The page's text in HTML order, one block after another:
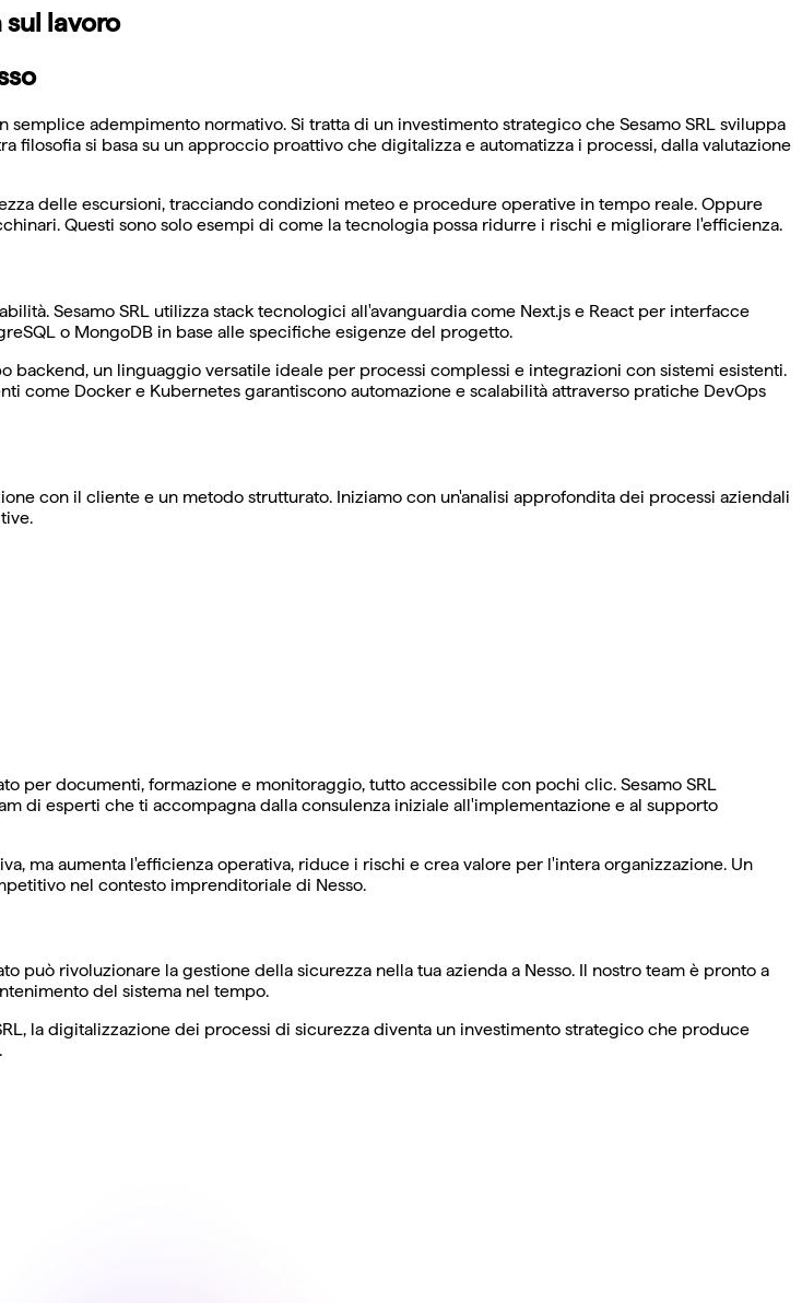
lavoro
adempimento normativo. Si tratta di un investimento strategico che Sesamo SRL sviluppa
si basa su un approccio proattivo che digitalizza e automatizza i processi, dalla valutazione
delle escursioni, tracciando condizioni meteo e procedure operative in tempo reale. Oppure
Questi sono solo esempi di come la tecnologia possa ridurre i rischi e migliorare l'efficienza.
Sesamo SRL utilizza stack tecnologici all'avanguardia come Next.js e React per interfacce
o MongoDB in base alle specifiche esigenze del progetto.
un linguaggio versatile ideale per processi complessi e integrazioni con sistemi esistenti.
come Docker e Kubernetes garantiscono automazione e scalabilità attraverso pratiche DevOps
con il cliente e un metodo strutturato. Iniziamo con un'analisi approfondita dei processi aziendali
per documenti, formazione e monitoraggio, tutto accessibile con pochi clic. Sesamo SRL
di esperti che ti accompagna dalla consulenza iniziale all'implementazione e al supporto
ma aumenta l'efficienza operativa, riduce i rischi e crea valore per l'intera organizzazione. Un
nel contesto imprenditoriale di Nesso.
può rivoluzionare la gestione della sicurezza nella tua azienda a Nesso. Il nostro team è pronto a
del sistema nel tempo.
la digitalizzazione dei processi di sicurezza diventa un investimento strategico che produce